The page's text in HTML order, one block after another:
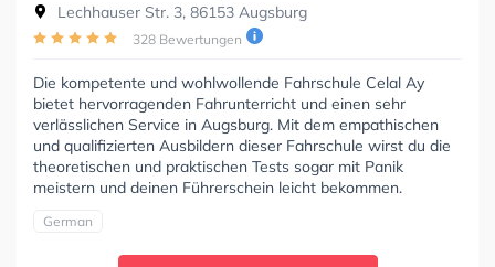
Lechhauser Str. 3, 86153 Augsburg
328 Bewertungen
Die kompetente und wohlwollende Fahrschule Celal Ay
bietet hervorragenden Fahrunterricht und einen sehr
verlässlichen Service in Augsburg. Mit dem empathischen
und qualifizierten Ausbildern dieser Fahrschule wirst du die
theoretischen und praktischen Tests sogar mit Panik
meistern und deinen Führerschein leicht bekommen.
German